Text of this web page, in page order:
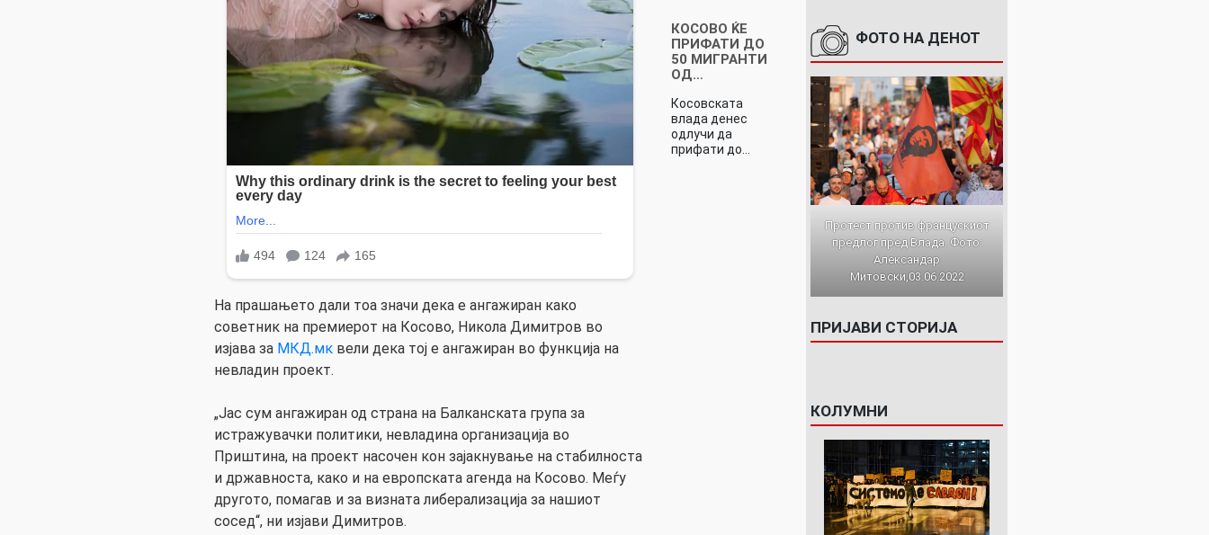
На прашањето дали тоа значи дека е ангажиран како
советник на премиерот на Косово, Никола Димитров во
изјава за МКД.мк вели дека тој е ангажиран во функција на
невладин проект.
„Јас сум ангажиран од страна на Балканската група за
истражувачки политики, невладина организација во
Приштина, на проект насочен кон зајакнување на стабилноста
и државноста, како и на европската агенда на Косово. Меѓу
другото, помагав и за визната либерализација за нашиот
сосед“, ни изјави Димитров.
КОСОВО ЌЕ
ПРИФАТИ ДО
50 МИГРАНТИ
ОД…
Косовската
влада денес
одлучи да
прифати до…
ФОТО НА ДЕНОТ
Протест против францускиот
предлог пред Влада. Фото:
Александар
Митовски,03.06.2022
ПРИЈАВИ СТОРИЈА
КОЛУМНИ